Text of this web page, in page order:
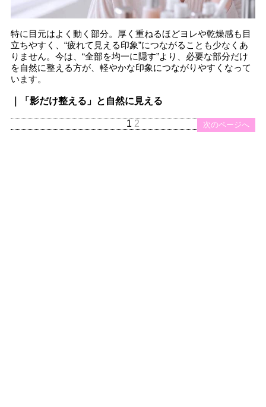
特に目元はよく動く部分。厚く重ねるほどヨレや乾燥感も目
立ちやすく、“疲れて見える印象”につながることも少なくあ
りません。今は、“全部を均一に隠す”より、必要な部分だけ
を自然に整える方が、軽やかな印象につながりやすくなって
います。
｜「影だけ整える」と自然に見える
次のページへ
1 2